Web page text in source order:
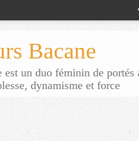
Bacane
est un duo féminin de
dynamisme et force